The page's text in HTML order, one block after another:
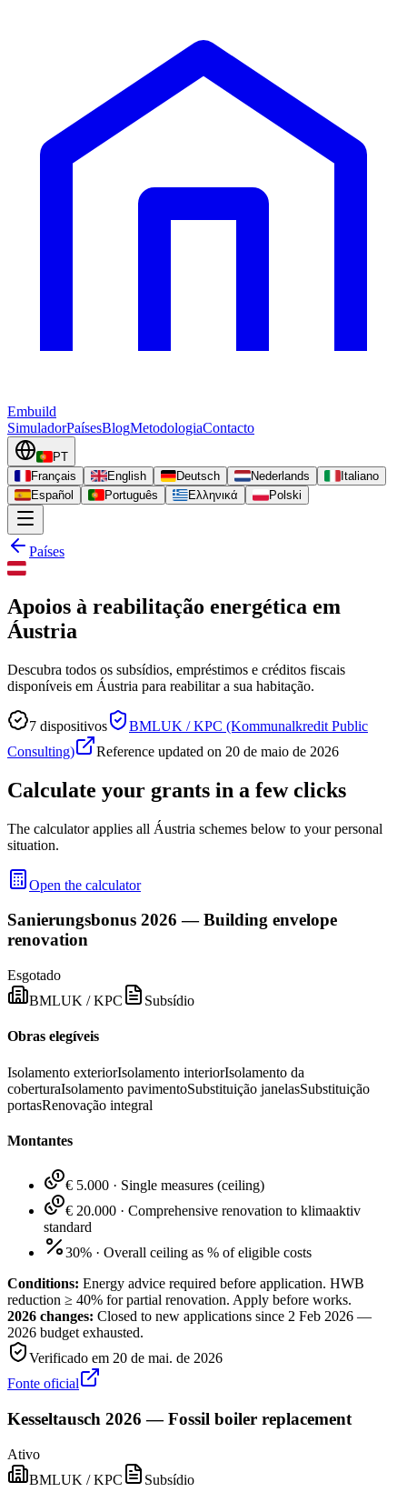
Embuild
SimuladorPaísesBlogMetodologiaContacto
PT
Français
English Deutsch Nederlands
Italiano
Español
Português Ελληνικά Polski
Países
Apoios à reabilitação energética em
Áustria
Descubra todos os subsídios, empréstimos e créditos fiscais
disponíveis em Áustria para reabilitar a sua habitação.
7 dispositivos
BMLUK / KPC (Kommunalkredit Public
Consulting)
Reference updated on 20 de maio de 2026
Calculate your grants in a few clicks
The calculator applies all Áustria schemes below to your personal
situation.
Open the calculator
Sanierungsbonus 2026 — Building envelope
renovation
Esgotado
BMLUK / KPC
Subsídio
Obras elegíveis
Isolamento exteriorIsolamento interiorIsolamento da
coberturaIsolamento pavimentoSubstituição janelasSubstituição
portasRenovação integral
Montantes
€ 5.000 · Single measures (ceiling)
€ 20.000 · Comprehensive renovation to klimaaktiv
standard
30% · Overall ceiling as % of eligible costs
Conditions: Energy advice required before application. HWB
reduction ≥ 40% for partial renovation. Apply before works.
2026 changes: Closed to new applications since 2 Feb 2026 —
2026 budget exhausted.
Verificado em 20 de mai. de 2026
Fonte oficial
Kesseltausch 2026 — Fossil boiler replacement
Ativo
BMLUK / KPC
Subsídio